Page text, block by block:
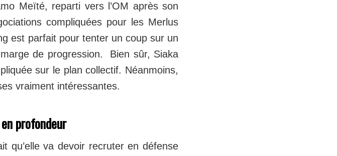
Meïté, reparti vers l’OM après son
compliquées pour les Merlus
est parfait pour tenter un coup sur un
de progression. Bien sûr, Siaka
sur le plan collectif. Néanmoins,
vraiment intéressantes.
profondeur
qu’elle va devoir recruter en défense